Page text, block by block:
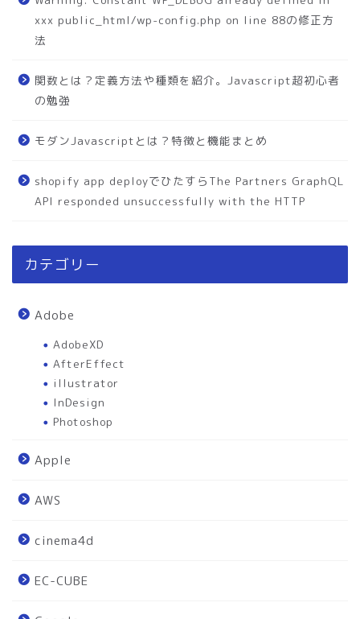
xxx public_html/wp-config.php on line 88の修正方
法
関数とは？定義方法や種類を紹介。Javascript超初心者
の勉強
モダンJavascriptとは？特徴と機能まとめ
shopify app deployでひたすらThe Partners GraphQL
API responded unsuccessfully with the HTTP
カテゴリー
Adobe
AdobeXD
AfterEffect
illustrator
InDesign
Photoshop
Apple
AWS
cinema4d
EC-CUBE